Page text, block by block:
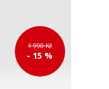
1 990 Kč
- 15 %